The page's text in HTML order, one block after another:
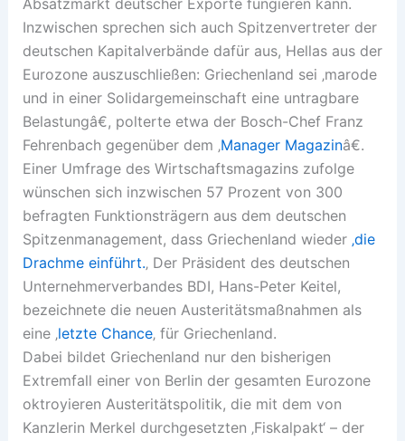
Absatzmarkt deutscher Exporte fungieren kann.
Inzwischen sprechen sich auch Spitzenvertreter der
deutschen Kapitalverbände dafür aus, Hellas aus der
Eurozone auszuschließen: Griechenland sei ‚marode
und in einer Solidargemeinschaft eine untragbare
Belastungâ€, polterte etwa der Bosch-Chef Franz
Fehrenbach gegenüber dem ‚Manager Magazinâ€.
Einer Umfrage des Wirtschaftsmagazins zufolge
wünschen sich inzwischen 57 Prozent von 300
befragten Funktionsträgern aus dem deutschen
Spitzenmanagement, dass Griechenland wieder ‚die
Drachme einführt.‚ Der Präsident des deutschen
Unternehmerverbandes BDI, Hans-Peter Keitel,
bezeichnete die neuen Austeritätsmaßnahmen als
eine ‚letzte Chance‚ für Griechenland.
Dabei bildet Griechenland nur den bisherigen
Extremfall einer von Berlin der gesamten Eurozone
oktroyieren Austeritätspolitik, die mit dem von
Kanzlerin Merkel durchgesetzten ‚Fiskalpakt‘ – der